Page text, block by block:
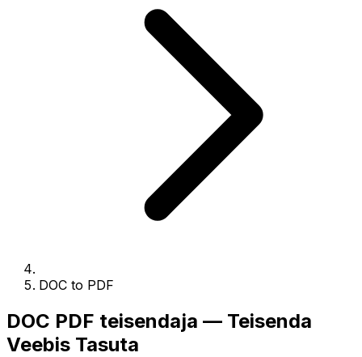
DOC to PDF
DOC PDF teisendaja — Teisenda
Veebis Tasuta